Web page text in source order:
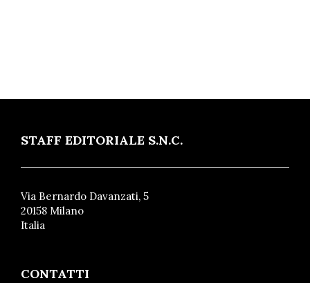
STAFF EDITORIALE S.N.C.
Via Bernardo Davanzati, 5
20158 Milano
Italia
CONTATTI